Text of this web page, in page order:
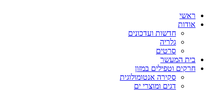
ראשי
אודות
חדשות ועדכונים
גלריה
סרטים
בית המעשר
חרקים וטפילים במזון
סקירה אנטומולוגית
דגים ומוצרי ים